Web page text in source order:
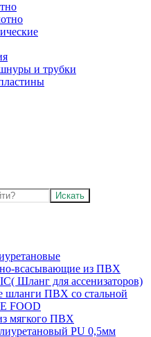
и трубки
всасывающие из ПВХ
Шланг для ассенизаторов)
шланги ПВХ со стальной
FOOD
мягкого ПВХ
PU 0,5мм